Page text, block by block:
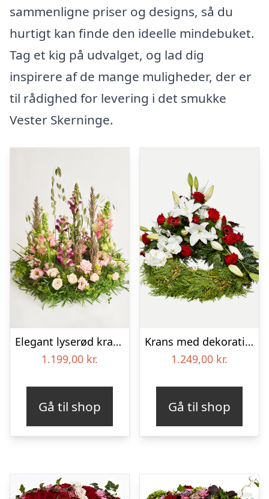
sammenligne priser og designs, så du
hurtigt kan finde den ideelle mindebuket.
Tag et kig på udvalget, og lad dig
inspirere af de mange muligheder, der er
til rådighed for levering i det smukke
Vester Skerninge.
Elegant lyserød krans
1.199,00 kr.
Gå til shop
Krans med dekoration i klassisk stil – rød og hvid
1.249,00 kr.
Gå til shop